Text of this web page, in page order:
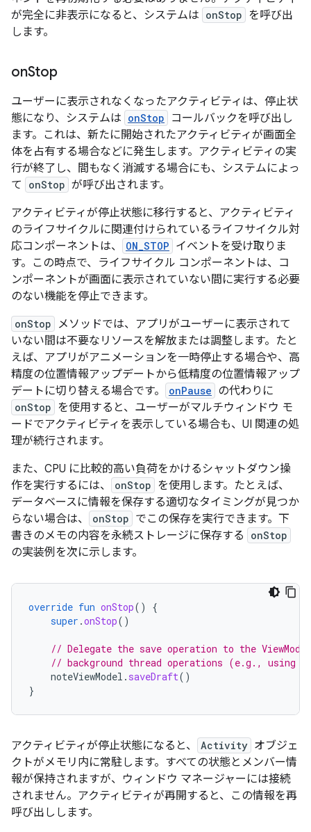
が完全に非表示になると、システムは onStop を呼び出
します。
onStop
ユーザーに表示されなくなったアクティビティは、停止状
態になり、システムは onStop
コールバックを呼び出し
ます。これは、新たに開始されたアクティビティが画面全
体を占有する場合などに発生します。アクティビティの実
行が終了し、間もなく消滅する場合にも、システムによっ
て
onStop が呼び出されます。
アクティビティが停止状態に移行すると、アクティビティ
のライフサイクルに関連付けられているライフサイクル対
応コンポーネントは、
ON_STOP イベントを受け取りま
す。この時点で、ライフサイクル コンポーネントは、コ
ンポーネントが画面に表示されていない間に実行する必要
のない機能を停止できます。
onStop
メソッドでは、アプリがユーザーに表示されて
いない間は不要なリソースを解放または調整します。たと
えば、アプリがアニメーションを一時停止する場合や、高
精度の位置情報アップデートから低精度の位置情報アップ
デートに切り替える場合です。
onPause の代わりに
onStop を使用すると、ユーザーがマルチウィンドウ モ
ードでアクティビティを表示している場合も、UI 関連の処
理が続行されます。
また、CPU に比較的高い負荷をかけるシャットダウン操
作を実行するには、
onStop を使用します。たとえば、
データベースに情報を保存する適切なタイミングが見つか
らない場合は、
onStop でこの保存を実行できます。下
書きのメモの内容を永続ストレージに保存する
onStop
の実装例を次に示します。
override fun onStop()
{
super .onStop()
// Delegate the save operation to the
// background thread operations (e.g., using
noteViewModel . saveDraft()
}
アクティビティが停止状態になると、 Activity オブジェ
クトがメモリ内に常駐します。すべての状態とメンバー情
報が保持されますが、ウィンドウ マネージャーには接続
されません。アクティビティが再開すると、この情報を再
呼び出しします。